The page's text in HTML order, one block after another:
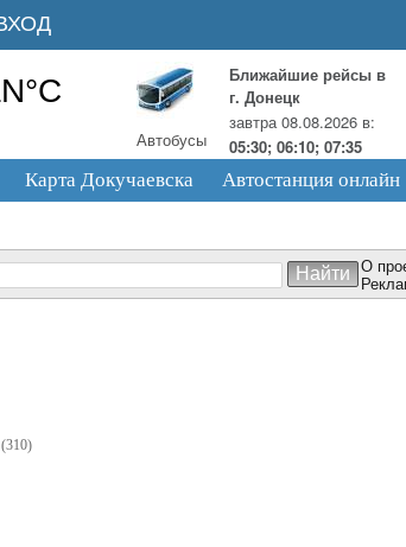
Автобусы
Ближайшие рейсы в
г. Донецк
завтра 08.08.2026 в:
05:30; 06:10; 07:35
Карта Докучаевска Автостанция онлайн
О
(310)